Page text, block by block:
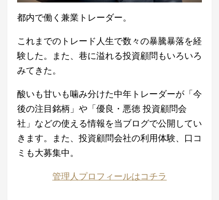
都内で働く兼業トレーダー。
これまでのトレード人生で数々の暴騰暴落を経
験した。また、巷に溢れる投資顧問もいろいろ
みてきた。
酸いも甘いも噛み分けた中年トレーダーが「今
後の注目銘柄」や「優良・悪徳 投資顧問会
社」などの使える情報を当ブログで公開してい
きます。また、投資顧問会社の利用体験、口コ
ミも大募集中。
管理人プロフィールはコチラ